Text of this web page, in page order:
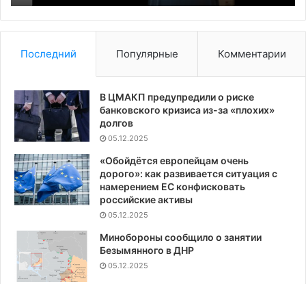
Последний Популярные Комментарии
В ЦМАКП предупредили о риске
банковского кризиса из-за «плохих»
долгов
05.12.2025
«Обойдётся европейцам очень
дорого»: как развивается ситуация с
намерением ЕС конфисковать
российские активы
05.12.2025
Минобороны сообщило о занятии
Безымянного в ДНР
05.12.2025